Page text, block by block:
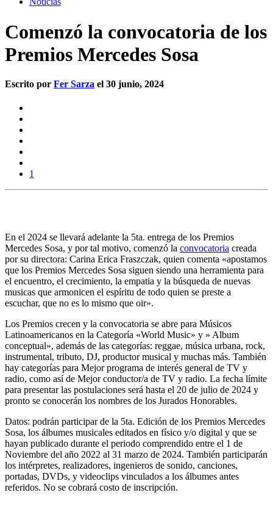
Comenzó la convocatoria de los
Premios Mercedes Sosa
Escrito por Fer Sarza el 30 junio, 2024
1
En el 2024 se llevará adelante la 5ta. entrega de los Premios
Mercedes Sosa, y por tal motivo, comenzó la convocatoria creada
por su directora: Carina Erica Fraszczak, quien comenta «apostamos
que los Premios Mercedes Sosa siguen siendo una herramienta para
el encuentro, el crecimiento, la empatia y la búsqueda de nuevas
musicas que armonicen el espíritu de todo quien se preste a
escuchar, que no es lo mismo que oir».
Los Premios crecen y la convocatoria se abre para Músicos
Latinoamericanos en la Categoría «World Music» y » Album
conceptual», además de las categorías: reggae, música urbana, rock,
instrumental, tributo, DJ, productor musical y muchas más. También
hay categorías para Mejor programa de interés general de TV y
radio, como así de Mejor conductor/a de TV y radio. La fecha límite
para presentar las postulaciones será hasta el 20 de julio de 2024 y
pronto se conocerán los nombres de los Jurados Honorables.
Datos: podrán participar de la 5ta. Edición de los Premios Mercedes
Sosa, los álbumes musicales editados en físico y/o digital y que se
hayan publicado durante el periodo comprendido entre el 1 de
Noviembre del año 2022 al 31 marzo de 2024. También participarán
los intérpretes, realizadores, ingenieros de sonido, canciones,
portadas, DVDs, y videoclips vinculados a los álbumes antes
referidos. No se cobrará costo de inscripción.